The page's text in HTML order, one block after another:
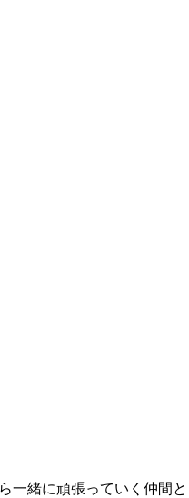
緒に頑張っていく仲間